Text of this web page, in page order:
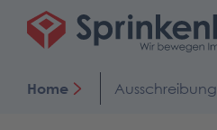
Home Ausschreibung